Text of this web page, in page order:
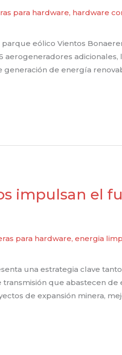
para hardware, hardware
eólico Vientos
aerogeneradores
generación de energía
impulsan el
para hardware,energia
una estrategia clave
que abastecen de
de expansión minera,